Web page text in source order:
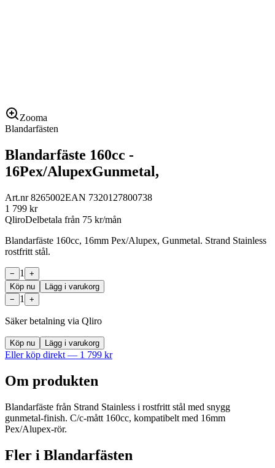
Zooma
Blandarfästen
Blandarfäste 160cc -
16Pex/AlupexGunmetal,
Art.nr8265002EAN 7320127800738
1 799 kr
QliroDelbetala från 75 kr/mån
Blandarfäste 160cc, 16mm Pex/Alupex, Gunmetal. Strand Stainless
rostfritt stål.
− 1
+
Köp nu
Lägg i varukorg
−
1 +
Säker betalning via Qliro
Köp nu Lägg i varukorg
Eller köp direkt — 1 799 kr
Om produkten
Blandarfäste från Strand Stainless i rostfritt stål med snygg
gunmetal-finish. C/c-mått 160cc, kompatibelt med 16mm
Pex/Alupex-rör.
Fler i Blandarfästen